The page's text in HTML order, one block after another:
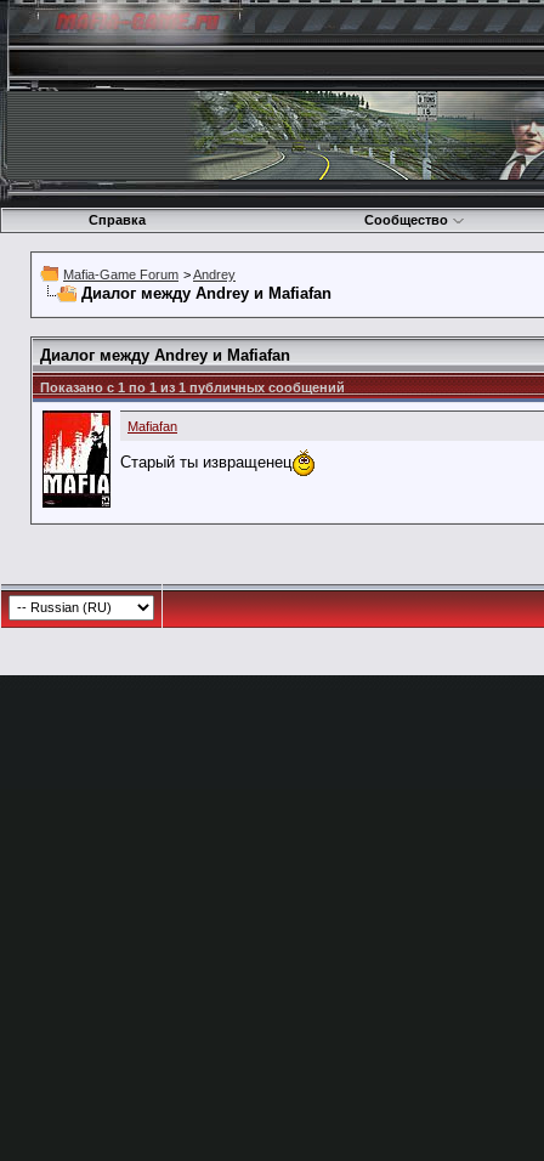
Справка Сообщество
Mafia-Game Forum >Andrey
Диалог между Andrey и Mafiafan
Диалог между Andrey и Mafiafan
Показано с 1 по1из1публичных сообщений
Mafiafan
Старый ты извращенец